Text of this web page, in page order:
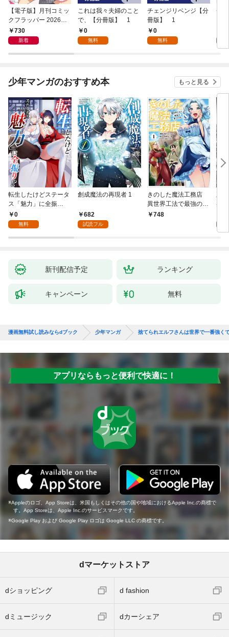
【電子版】月刊コミッ
クフラッパー 2026年9
月号730
新着
これは我々夫婦のこと
で、【分冊版】 1
0
無料
チェンジリベンジ【分
冊版】 1
0
無料
チ
少年マンガのおすすめ本 もっと見る
転生したけどステータ
ス「魅力」に全振
り！？(1)
0
無料
創成魔法の再現者 1
682
試読フル
きのした魔法工務店
異世界工法で最強の家
づくりを（コミック）
748
兆
る
新刊配信予定 ランキング
キャンペーン 無料
漫画無料試し読みならdブック 少年マンガ 捨てられエルフさんは世界で一番強く
アプリならもっと便利で快適に！
Appleのロゴ、App Storeは、米国もしくはその他の国や地域におけるApple Inc.の商標で
す。App Storeは、Apple Inc.のサービスマークです。
Google Play および Google Play ロゴは Google LLC の商標です。
dマーケットストア
dショッピング d fashion
dミュージック dカーシェア